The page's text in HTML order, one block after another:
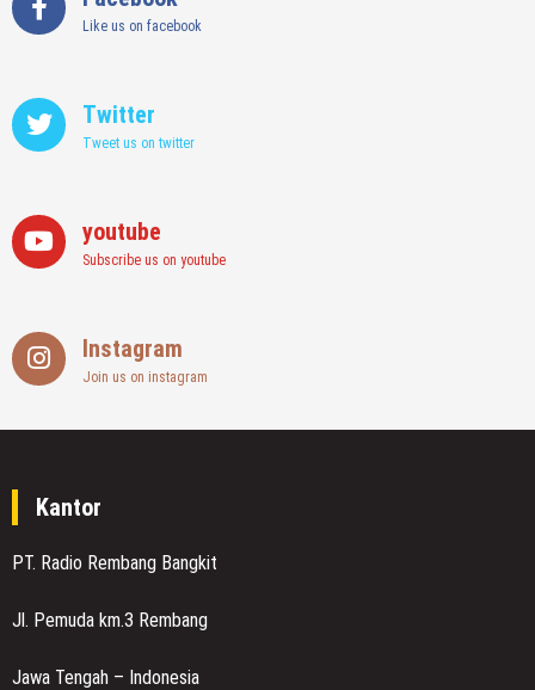
Like us on facebook
Twitter
Tweet us on twitter
youtube
Subscribe us on youtube
Instagram
Join us on instagram
Kantor
PT. Radio Rembang Bangkit
Jl. Pemuda km.3 Rembang
Jawa Tengah – Indonesia